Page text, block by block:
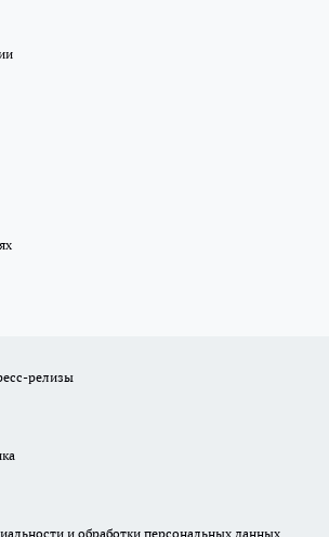
релизы
и обработки персональных данных